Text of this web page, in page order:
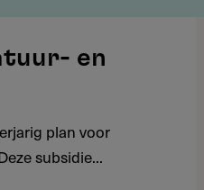
en
plan voor
subsidie...